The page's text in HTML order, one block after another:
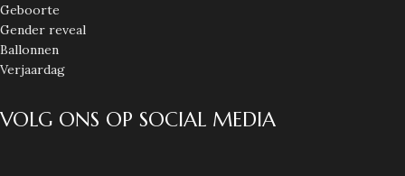
Geboorte
Gender reveal
Ballonnen
Verjaardag
VOLG ONS OP SOCIAL MEDIA